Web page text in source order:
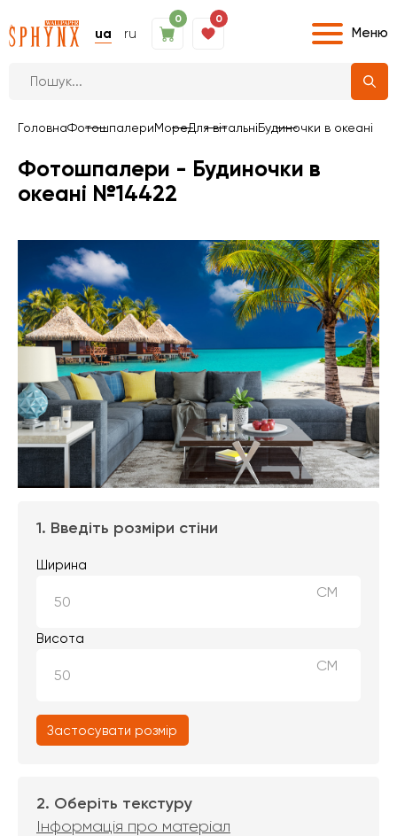
ua ru
0 0
Меню
ГоловнаФотошпалериМореДля вітальніБудиночки в океані
Фотошпалери - Будиночки в
океані №14422
1. Введіть розміри стіни
Ширина
СМ
Висота
СМ
Застосувати розмір
2. Оберіть текстуру
Інформація про матеріал